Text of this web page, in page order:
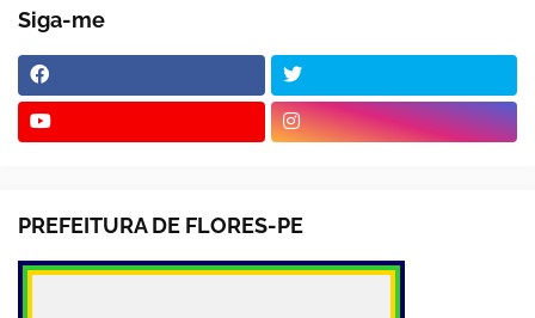
Siga-me
PREFEITURA DE FLORES-PE